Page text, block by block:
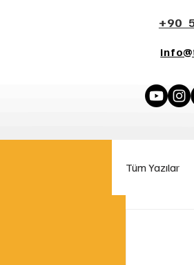
+90
info@
Tüm Yazılar